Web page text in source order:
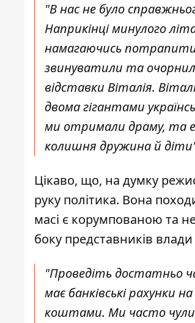
"В нас не було
Наприкінці минулого
намагаючись потрапити
звинуватили та
відставки Віталія.
двома гігантами
ми отримали драму, та
колишня дружина й
Цікаво, що, на думку
руку політика. Вона
масі є корумпованою та
боку представників влади
"Проведіть достатньо
має банківські рахунки
коштами. Ми часто чули